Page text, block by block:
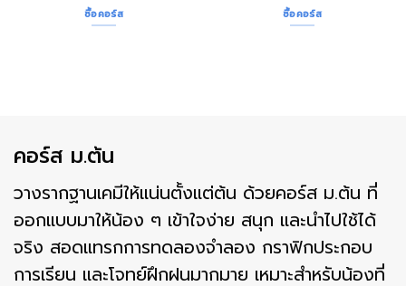
ซื้อคอร์ส ซื้อคอร์ส
คอร์ส ม.ต้น
วางรากฐานเคมีให้แน่นตั้งแต่ต้น ด้วยคอร์ส ม.ต้น ที่
ออกแบบมาให้น้อง ๆ เข้าใจง่าย สนุก และนำไปใช้ได้
จริง สอดแทรกการทดลองจำลอง กราฟิกประกอบ
การเรียน และโจทย์ฝึกฝนมากมาย เหมาะสำหรับน้องที่